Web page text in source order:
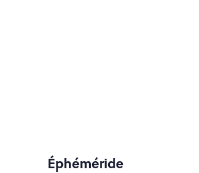
Éphéméride